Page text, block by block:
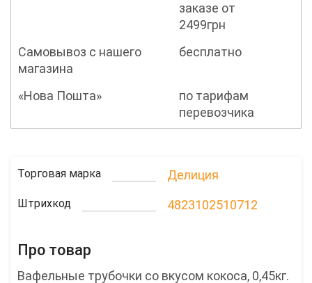
заказе от
2499грн
Самовывоз с нашего
магазина
бесплатно
«Нова Пошта»
по тарифам
перевозчика
Торговая марка Делиция
Штрихкод 4823102510712
Про товар
Вафельные трубочки со вкусом кокоса, 0,45кг.